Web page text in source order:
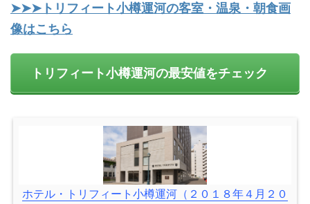
➤➤➤トリフィート小樽運河の客室・温泉・朝食画
像はこちら
トリフィート小樽運河の最安値をチェック
ホテル・トリフィート小樽運河（２０１８年４月２０